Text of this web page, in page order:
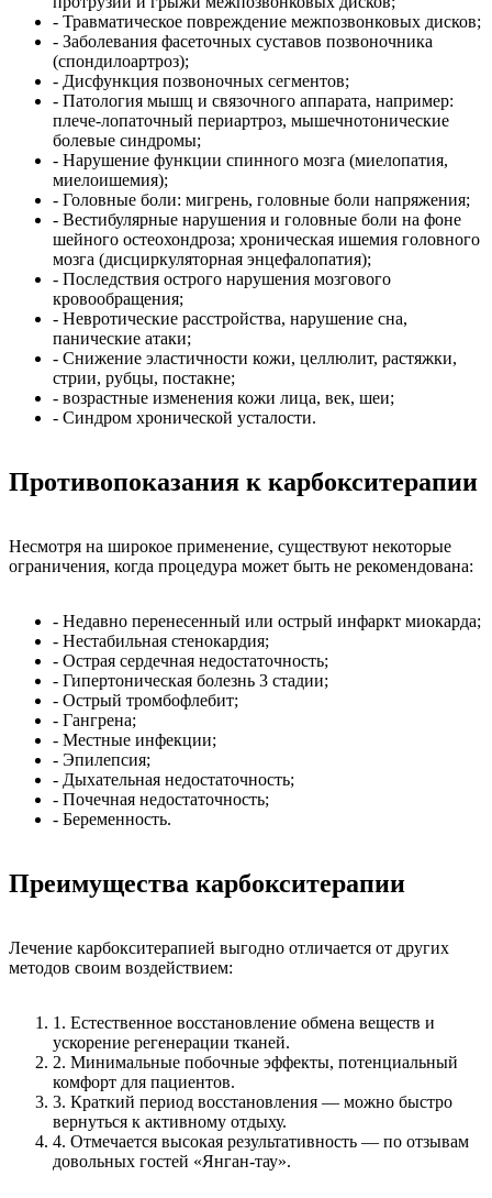
- Травматическое повреждение межпозвонковых дисков;
- Заболевания фасеточных суставов позвоночника
(спондилоартроз);
- Дисфункция позвоночных сегментов;
- Патология мышц и связочного аппарата, например:
плече-лопаточный периартроз, мышечнотонические
болевые синдромы;
- Нарушение функции спинного мозга (миелопатия,
миелоишемия);
- Головные боли: мигрень, головные боли напряжения;
- Вестибулярные нарушения и головные боли на фоне
шейного остеохондроза; хроническая ишемия головного
мозга (дисциркуляторная энцефалопатия);
- Последствия острого нарушения мозгового
кровообращения;
- Невротические расстройства, нарушение сна,
панические атаки;
- Снижение эластичности кожи, целлюлит, растяжки,
стрии, рубцы, постакне;
- возрастные изменения кожи лица, век, шеи;
- Синдром хронической усталости.
Противопоказания к карбокситерапии
Несмотря на широкое применение, существуют некоторые
ограничения, когда процедура может быть не рекомендована:
- Недавно перенесенный или острый инфаркт миокарда;
- Нестабильная стенокардия;
- Острая сердечная недостаточность;
- Гипертоническая болезнь 3 стадии;
- Острый тромбофлебит;
- Гангрена;
- Местные инфекции;
- Эпилепсия;
- Дыхательная недостаточность;
- Почечная недостаточность;
- Беременность.
Преимущества карбокситерапии
Лечение карбокситерапией выгодно отличается от других
методов своим воздействием:
1. Естественное восстановление обмена веществ и
ускорение регенерации тканей.
2. Минимальные побочные эффекты, потенциальный
комфорт для пациентов.
3. Краткий период восстановления — можно быстро
вернуться к активному отдыху.
4. Отмечается высокая результативность — по отзывам
довольных гостей «Янган-тау».